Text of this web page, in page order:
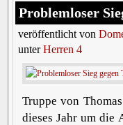
Problemloser
veröffentlicht von
unterHerren 4
Truppe von
dieses Jahr um die